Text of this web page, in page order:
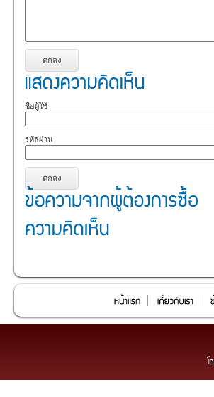
ชื่อผู้ใช้
รหัสผ่าน